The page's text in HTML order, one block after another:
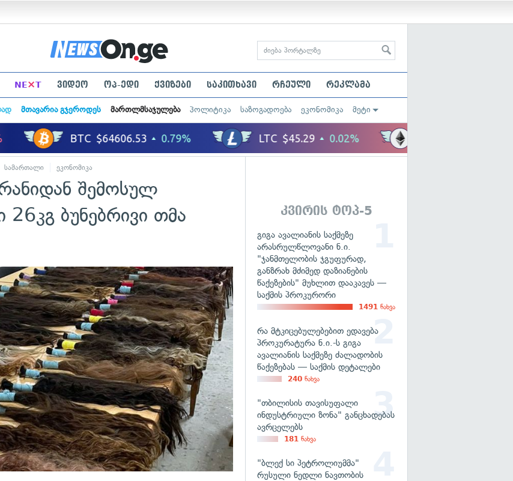
NE×T ვიდეო ოპ-ედი ქვიზები საკითხავი რჩეული რეკლამა
მთავარია გჯეროდეს მართლმსაჯულება პოლიტიკა საზოგადოება ეკონომიკა მეტი
სამართალი ეკონომიკა
შემოსულ
ბუნებრივი თმა
კვირის ტოპ-5
გიგა ავალიანის საქმეზე
არასრულწლოვანი ნ.ი.
"ჯანმთელობის ჯგუფურად,
განზრახ მძიმედ დაზიანების
წაქეზების" მუხლით დააკავეს —
საქმის პროკურორი
1491 ნახვა
რა მტკიცებულებებით ედავება
პროკურატურა ნ.ი.-ს გიგა
ავალიანის საქმეზე ძალადობის
წაქეზებას — საქმის დეტალები
240 ნახვა
"თბილისის თავისუფალი
ინდუსტრიული ზონა" განცხადებას
ავრცელებს
181 ნახვა
"ბლექ სი პეტროლიუმმა"
რუსული ნედლი ნავთობის